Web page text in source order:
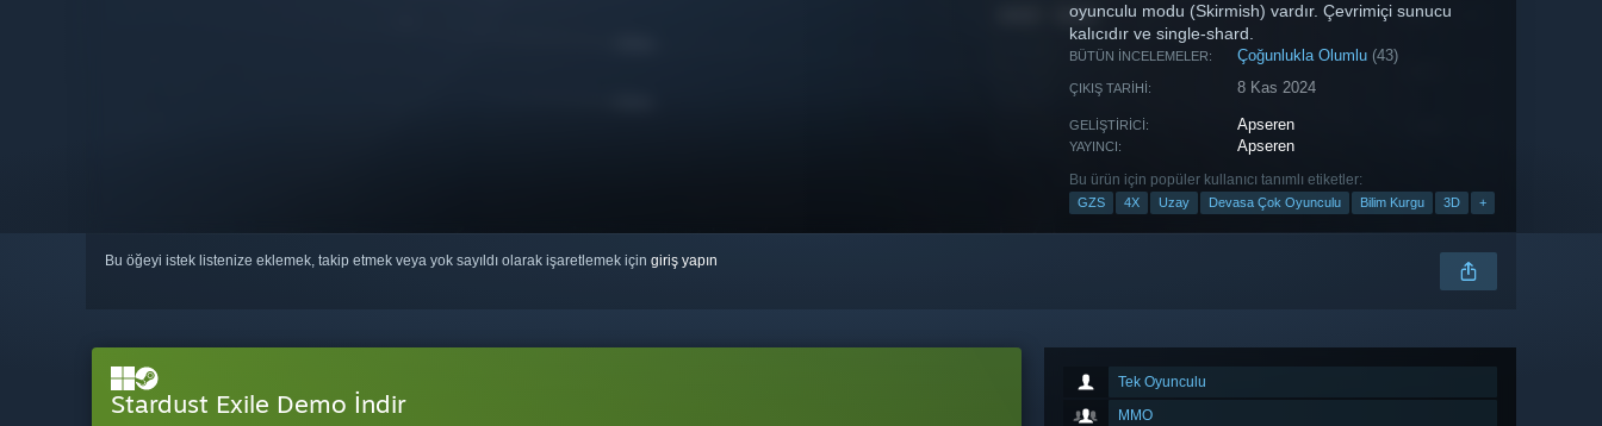
oyunculu modu (Skirmish) vardır. Çevrimiçi sunucu
kalıcıdır ve single-shard.
BÜTÜN İNCELEMELER: Çoğunlukla Olumlu (43)
ÇIKIŞ TARIHI: 8 Kas 2024
GELIŞTIRICI: Apseren
YAYINCI: Apseren
Bu ürün için popüler kullanıcı tanımlı etiketler:
GZS 4X Uzay Devasa Çok Oyunculu Bilim Kurgu 3D +
Bu öğeyi istek listenize eklemek, takip etmek veya yok sayıldı olarak işaretlemek için giriş yapın
Tek Oyunculu
MMO
Stardust Exile Demo İndir